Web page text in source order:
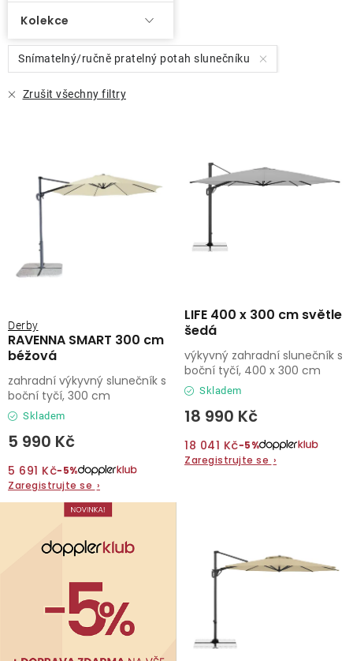
Kolekce
Snímatelný/ručně pratelný potah slunečníku
Zrušit všechny filtry
RAVENNA SMART 300 cm
béžová
Derby
Skladem
5 990 Kč
5 691 Kč−5%
Zaregistrujte se ›
zahradní výkyvný slunečník s
boční tyčí, 300 cm
LIFE 400 x 300 cm světle
šedá
Skladem
18 990 Kč
18 041 Kč−5%
Zaregistrujte se ›
výkyvný zahradní slunečník s
boční tyčí, 400 x 300 cm